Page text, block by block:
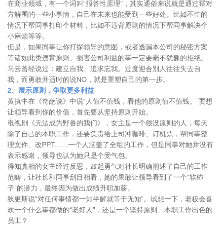
在商业领域，有一个词叫“报答性原理”，其实通俗来说就是通过帮对
方解围的一些小事情，自己在未来也能受到一些好处。比如不忙的
情况下帮同事打印个材料，比如不违背原则的情况下帮同事解决个
小麻烦等等。
但是，如果同事让你打探领导的意图，或者透漏本公司的秘密方案
等诸如此类违背原则、损害公司利益的事一定要毫不犹豫的拒绝。
马云曾经说过：建立自我、追求忘我。过度迎合别人往往失去自
我，而勇敢并适时的说NO，就是重塑自己的第一步。
2、展示原则，争取更多利益
黄执中在《奇葩说》中说“人值不值钱，看他的原则值不值钱。”要想
让领导看到你的价值，首先要从坚持原则开始。
电视剧《无法成为野兽的我们》，女主是一个很没原则的人，每天
除了自己的本职工作，还要负责给上司冲咖啡、订机票，帮同事整
理文件、改PPT... ...一个人涵盖了全组的工作，但是同事对她并没有
表示感谢，领导也认为她只是个受气包。
得知真相的女主经过反思，鼓起勇气对社长明确阐述了自己的工作
范畴，让社长和同事刮目相看，她的果敢让领导看到了一个“软柿
子”的潜力，最终因为做出成绩升职加薪。
狄更斯说“对任何事情都一知半解就等于无知”。试想一下，老板会喜
欢一个什么事都做的“老好人”，还是一个坚持原则、本职工作出色的
员工？